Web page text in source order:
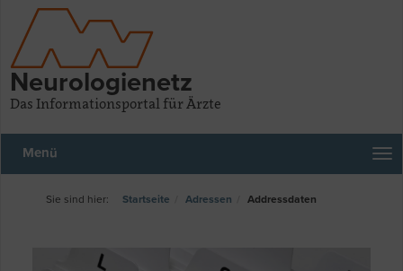
Neurologienetz
Das Informationsportal für Ärzte
Menü
Startseite Adressen Addressdaten